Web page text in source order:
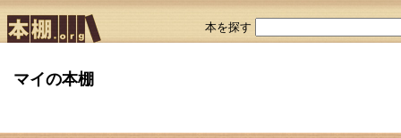
本を探す
マイの本棚